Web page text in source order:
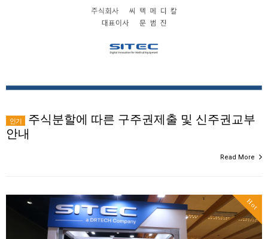
인기
주식분할에 따른 구주권제출 및 신주권교부
안내
Read More
Hot